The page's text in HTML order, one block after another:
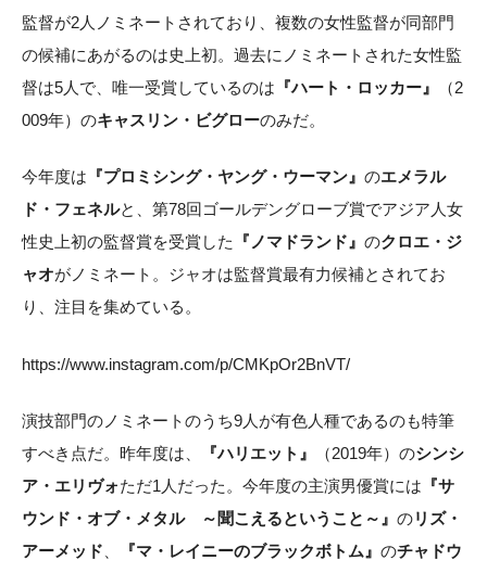
監督が2人ノミネートされており、複数の女性監督が同部門
の候補にあがるのは史上初。過去にノミネートされた女性監
督は5人で、唯一受賞しているのは 『ハート・ロッカー』
（2
009年）のキャスリン・ビグローのみだ。
今年度は 『プロミシング・ヤング・ウーマン』 のエメラル
ド・フェネルと、第78回ゴールデングローブ賞でアジア人女
性史上初の監督賞を受賞した
『ノマドランド』 のクロエ・ジ
ャオがノミネート。ジャオは監督賞最有力候補とされてお
り、注目を集めている。
https://www.instagram.com/p/CMKpOr2BnVT/
演技部門のノミネートのうち9人が有色人種であるのも特筆
すべき点だ。昨年度は、
『ハリエット』 （2019年）のシンシ
ア・エリヴォただ1人だった。今年度の主演男優賞には 『サ
ウンド・オブ・メタル ～聞こえるということ～』 のリズ・
アーメッド、 『マ・レイニーのブラックボトム』 のチャドウ